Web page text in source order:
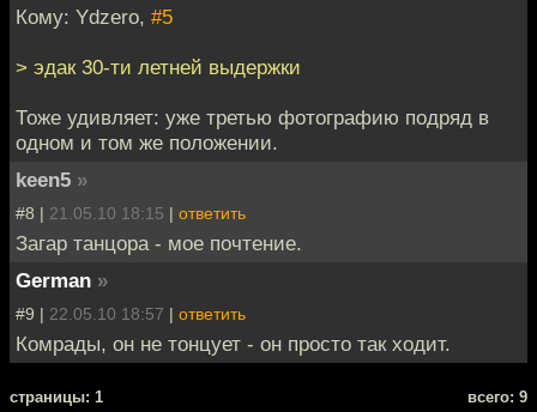
Кому: Ydzero, #5
> эдак 30-ти летней выдержки
Тоже удивляет: уже третью фотографию подряд в
одном и том же положении.
keen5 »
#8 | 21.05.10 18:15 | ответить
Загар танцора - мое почтение.
German »
#9 | 22.05.10 18:57 | ответить
Комрады, он не тонцует - он просто так ходит.
cтраницы: 1 всего: 9